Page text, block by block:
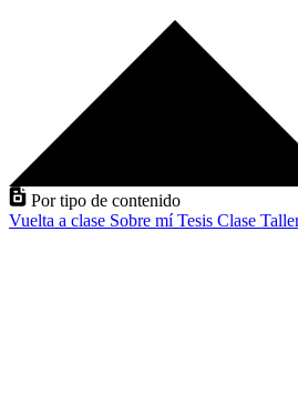
Por tipo de contenido
Vuelta a clase Sobre míTesis Clase